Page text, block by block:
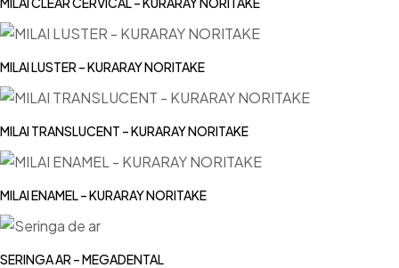
MILAI LUSTER – KURARAY NORITAKE
MILAI TRANSLUCENT – KURARAY NORITAKE
MILAI ENAMEL – KURARAY NORITAKE
SERINGA AR – MEGADENTAL